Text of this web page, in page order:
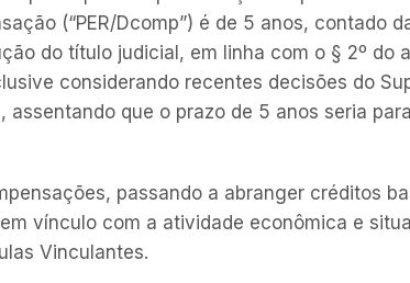
(“PER/Dcomp”) é de 5 anos, contado
do título judicial, em linha com o § 2º do
considerando recentes decisões do
que o prazo de 5 anos seria
passando a abranger créditos
vínculo com a atividade econômica e
Vinculantes.